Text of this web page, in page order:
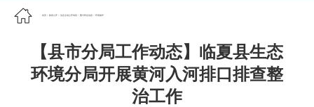
首页 政务公开 法定主动公开内容 重大民生信息 环境保护
【县市分局工作动态】临夏县生态
环境分局开展黄河入河排口排查整
治工作